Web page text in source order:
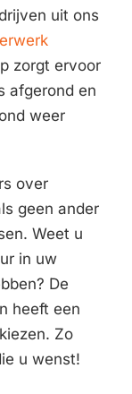
uit ons
zorgt ervoor
afgerond en
weer
over
geen ander
Weet u
in uw
De
heeft een
Zo
u wenst!